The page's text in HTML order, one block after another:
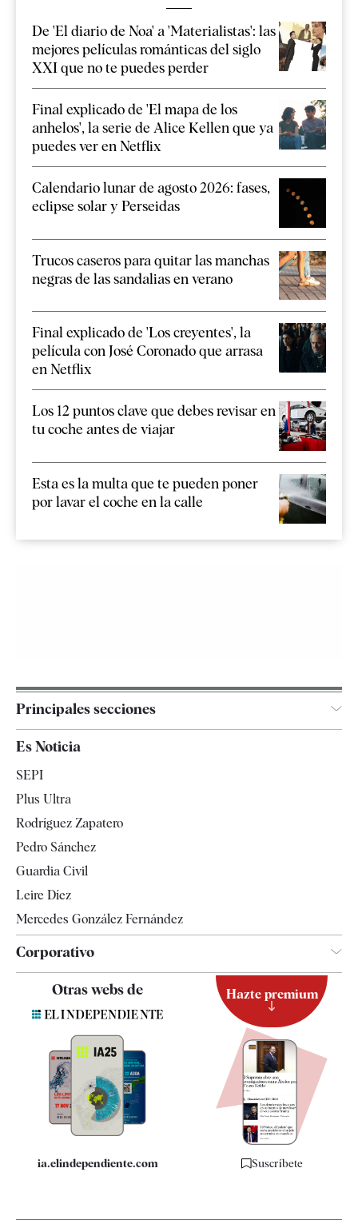
De 'El diario de Noa' a 'Materialistas': las
mejores películas románticas del siglo
XXI que no te puedes perder
Final explicado de 'El mapa de los
anhelos', la serie de Alice Kellen que ya
puedes ver en Netflix
Calendario lunar de agosto 2026: fases,
eclipse solar y Perseidas
Trucos caseros para quitar las manchas
negras de las sandalias en verano
Final explicado de 'Los creyentes', la
película con José Coronado que arrasa
en Netflix
Los 12 puntos clave que debes revisar en
tu coche antes de viajar
Esta es la multa que te pueden poner
por lavar el coche en la calle
Principales secciones
Televisión
Es Noticia
SEPI
Plus Ultra
Rodríguez Zapatero
Pedro Sánchez
Guardia Civil
Leire Díez
Mercedes González Fernández
Corporativo
Quiénes somos
Especificaciones
Otras webs de
ia.elindependiente.com
Hazte premium
Suscríbete